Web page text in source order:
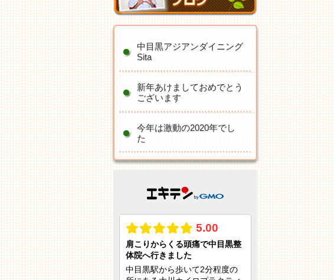
中目黒アジアンダイニング
Sita
新年あけましておめでとう
ございます
今年は激動の2020年でし
た